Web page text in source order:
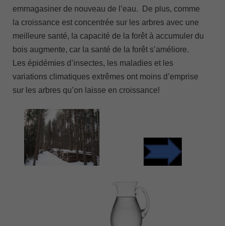
emmagasiner de nouveau de l’eau. De plus, comme
la croissance est concentrée sur les arbres avec une
meilleure santé, la capacité de la forêt à accumuler du
bois augmente, car la santé de la forêt s’améliore.
Les épidémies d’insectes, les maladies et les
variations climatiques extrêmes ont moins d’emprise
sur les arbres qu’on laisse en croissance!